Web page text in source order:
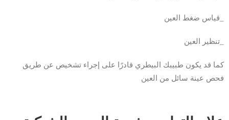
_قياس ضغط العين
_تنظير العين
كما قد يكون طبيبك البيطري قادرًا على إجراء تشخيص عن طريق
فحص عينة سائل من العين